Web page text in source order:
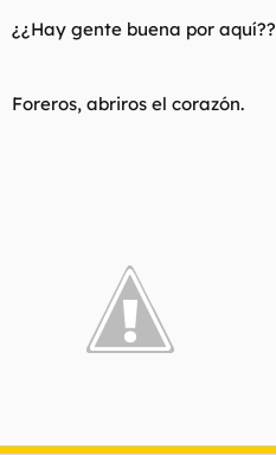
¿¿Hay gente buena por aquí??
Foreros, abriros el corazón.